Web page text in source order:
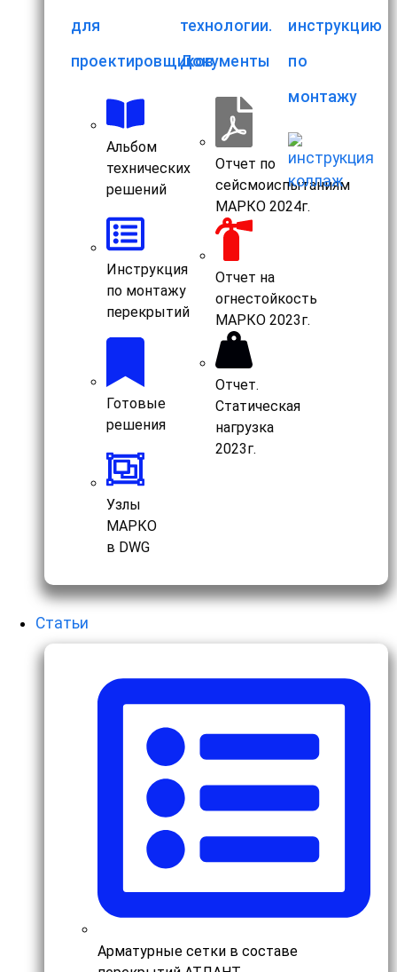
для
проектировщиков
Альбом
технических
решений
Инструкция
по монтажу
перекрытий
Готовые
решения
Узлы
МАРКО
в DWG
технологии.
Документы
Отчет по
сейсмоиспытаниям
МАРКО 2024г.
Отчет на
огнестойкость
МАРКО 2023г.
Отчет.
Статическая
нагрузка
2023г.
инструкцию
по
монтажу
Статьи
Арматурные сетки в составе